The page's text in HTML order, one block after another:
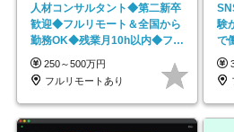
人材コンサルタント◆第二新卒
歓迎◆フルリモート＆全国から
勤務OK◆残業月10h以内◆フレ
ックス制
250～500万円
フルリモートあり
験
で
で